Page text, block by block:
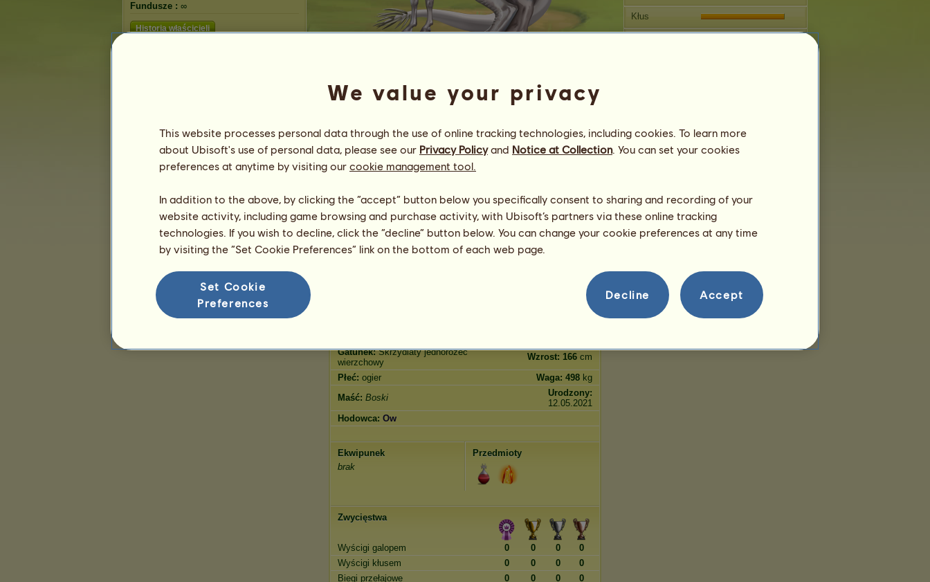
Fundusze : ∞
Historia właścicieli
Pendragon
08:00
Zdrowie
100%
Morale
100%
Wytrzymałość
2030.00
Prędkość
2030.00
Ujeżdżenie
2030.00
Galop
2020.00
Gatunek:Skrzydlaty jednorożec
wierzchowy
Wzrost: 166 cm
Płeć: ogier Waga: 498 kg
Maść: Boski
Urodzony:
12.05.2021
Hodowca: Ow
Ekwipunek
brak
Przedmioty
Zwycięstwa
Wyścigi galopem 0 0 0
0
Wyścigi kłusem
0 0 0
0
Biegi przełajowe
0 0 0 0
Kłus
Drzewo genealogiczne
We value your privacy
This website processes personal data through the use of online tracking technologies, including cookies. To learn more
about Ubisoft's use of personal data, please see our Privacy Policyand Notice at Collection. You can set your cookies
preferences at anytime by visiting our cookie management tool.
In addition to the above, by clicking the “accept” button below you specifically consent to sharing and recording of your
website activity, including game browsing and purchase activity, with Ubisoft’s partners via these online tracking
technologies. If you wish to decline, click the “decline” button below. You can change your cookie preferences at any time
by visiting the “Set Cookie Preferences” link on the bottom of each web page.
Set Cookie
Preferences
Decline Accept